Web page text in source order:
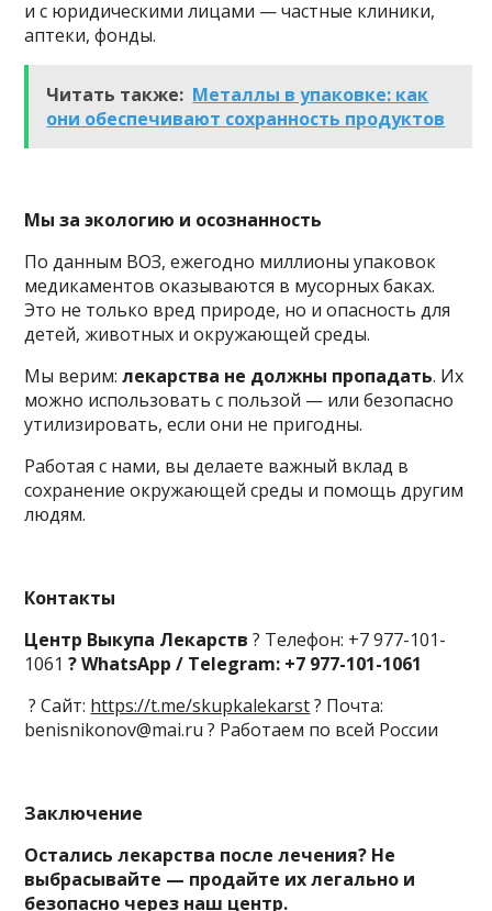
и с юридическими лицами — частные клиники,
аптеки, фонды.
Читать также: Металлы в упаковке: как
они обеспечивают сохранность продуктов
Мы за экологию и осознанность
По данным ВОЗ, ежегодно миллионы упаковок
медикаментов оказываются в мусорных баках.
Это не только вред природе, но и опасность для
детей, животных и окружающей среды.
Мы верим:лекарства не должны пропадать. Их
можно использовать с пользой — или безопасно
утилизировать, если они не пригодны.
Работая с нами, вы делаете важный вклад в
сохранение окружающей среды и помощь другим
людям.
Контакты
Центр Выкупа Лекарств ? Телефон: +7 977-101-
1061 ? WhatsApp / Telegram: +7 977-101-1061
? Сайт: https://t.me/skupkalekarst? Почта:
benisnikonov@mai.ru ? Работаем по всей России
Заключение
Остались лекарства после лечения? Не
выбрасывайте — продайте их легально и
безопасно через наш центр.